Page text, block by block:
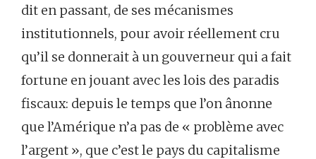
dit en passant, de ses mécanismes
institutionnels, pour avoir réellement cru
qu’il se donnerait à un gouverneur qui a fait
fortune en jouant avec les lois des paradis
fiscaux: depuis le temps que l’on ânonne
que l’Amérique n’a pas de « problème avec
l’argent », que c’est le pays du capitalisme